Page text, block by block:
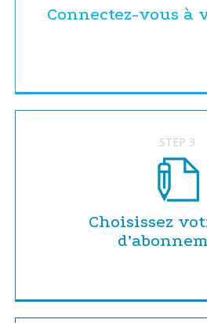
Connectez-vous à
STEP 3
Choisissez